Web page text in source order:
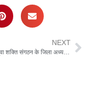
NEXT
राष्ट्रीय युवा शक्ति संगठन के जिला अध्यक्ष द्वारा किया गया भंडारे का आयोजन